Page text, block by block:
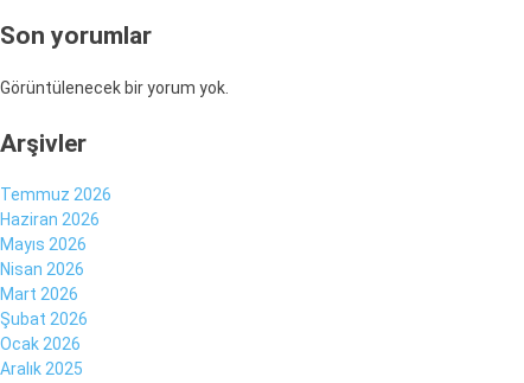
Son yorumlar
Görüntülenecek bir yorum yok.
Arşivler
Temmuz 2026
Haziran 2026
Mayıs 2026
Nisan 2026
Mart 2026
Şubat 2026
Ocak 2026
Aralık 2025